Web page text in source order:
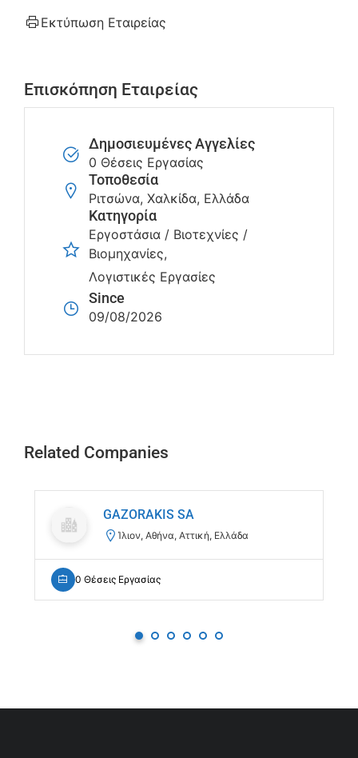
Εκτύπωση Εταιρείας
Επισκόπηση Εταιρείας
Δημοσιευμένες Αγγελίες
0 Θέσεις Εργασίας
Τοποθεσία
Ριτσώνα, Χαλκίδα, Ελλάδα
Κατηγορία
Εργοστάσια / Βιοτεχνίες /
Βιομηχανίες
Λογιστικές Εργασίες
Since
09/08/2026
Related Companies
GAZORAKIS SA
Ίλιον, Αθήνα, Αττική, Ελλάδα
0 Θέσεις Εργασίας